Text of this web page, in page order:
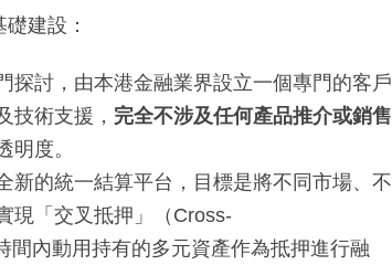
建設：
探討，由本港金融業界設立一個專門的客戶
技術支援， 完全不涉及任何產品推介或銷售
明度。
新的統一結算平台，目標是將不同市場、不
現「交叉抵押」（Cross-
內動用持有的多元資產作為抵押進行融